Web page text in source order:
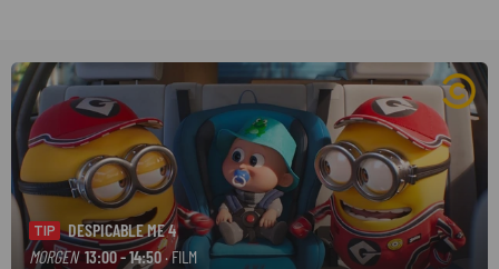
TIP
DESPICABLE ME 4
MORGEN 13:00 - 14:50· FILM